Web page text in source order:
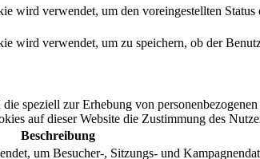
verwendet, um den voreingestellten Status
wird verwendet, um zu speichern, ob der
speziell zur Erhebung von
auf dieser Website die Zustimmung des
Beschreibung
um Besucher-, Sitzungs- und